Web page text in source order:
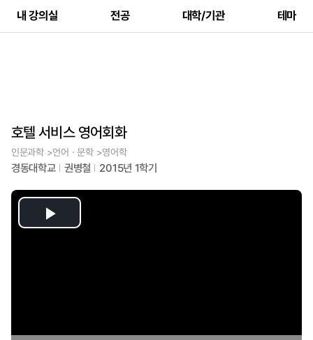
내 강의실 전공 대학/기관 테마
호텔 서비스 영어회화
인문과학 >언어ㆍ문학 >영어학
경동대학교 권병철 2015년 1학기
Play